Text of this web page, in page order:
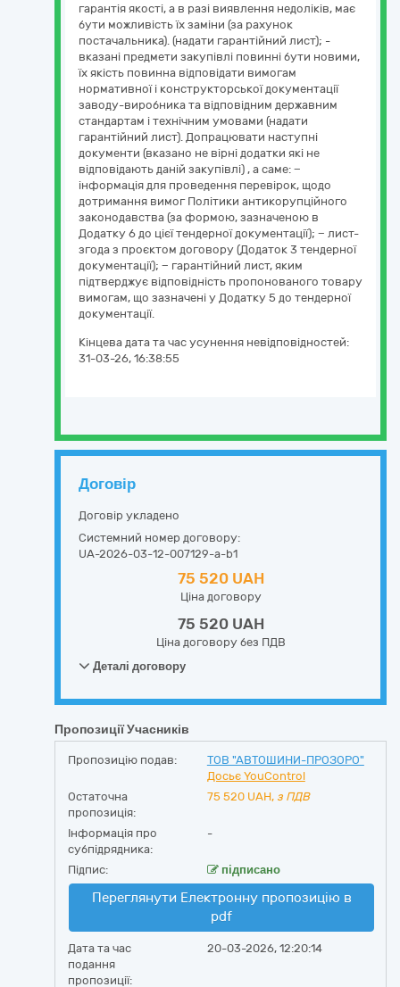
гарантія якості, а в разі виявлення недоліків, має
бути можливість їх заміни (за рахунок
постачальника). (надати гарантійний лист); -
вказані предмети закупівлі повинні бути новими,
їх якість повинна відповідати вимогам
нормативної і конструкторської документації
заводу-виробника та відповідним державним
стандартам і технічним умовами (надати
гарантійний лист). Допрацювати наступні
документи (вказано не вірні додатки які не
відповідають даній закупівлі) , а саме: −
інформація для проведення перевірок, щодо
дотримання вимог Політики антикорупційного
законодавства (за формою, зазначеною в
Додатку 6 до цієї тендерної документації); − лист-
згода з проєктом договору (Додаток 3 тендерної
документації); − гарантійний лист, яким
підтверджує відповідність пропонованого товару
вимогам, що зазначені у Додатку 5 до тендерної
документації.
Кінцева дата та час усунення невідповідностей:
31-03-26, 16:38:55
Договір
Договір укладено
Системний номер договору:
UA-2026-03-12-007129-a-b1
75 520 UAH
Ціна договору
75 520 UAH
Ціна договору без ПДВ
Деталі договору
Пропозиції Учасників
Пропозицію подав:
ТОВ "АВТОШИНИ-ПРОЗОРО"
Досьє YouControl
Остаточна
пропозиція:
75 520 UAH, з ПДВ
Інформація про
субпідрядника:
-
Підпис: підписано
Переглянути Електронну пропозицію в
pdf
Дата та час
подання
пропозиції:
20-03-2026, 12:20:14